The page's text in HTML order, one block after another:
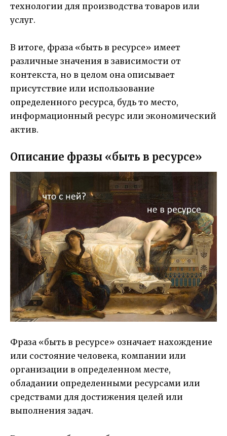
технологии для производства товаров или
услуг.
В итоге, фраза «быть в ресурсе» имеет
различные значения в зависимости от
контекста, но в целом она описывает
присутствие или использование
определенного ресурса, будь то место,
информационный ресурс или экономический
актив.
Описание фразы «быть в ресурсе»
Фраза «быть в ресурсе» означает нахождение
или состояние человека, компании или
организации в определенном месте,
обладании определенными ресурсами или
средствами для достижения целей или
выполнения задач.